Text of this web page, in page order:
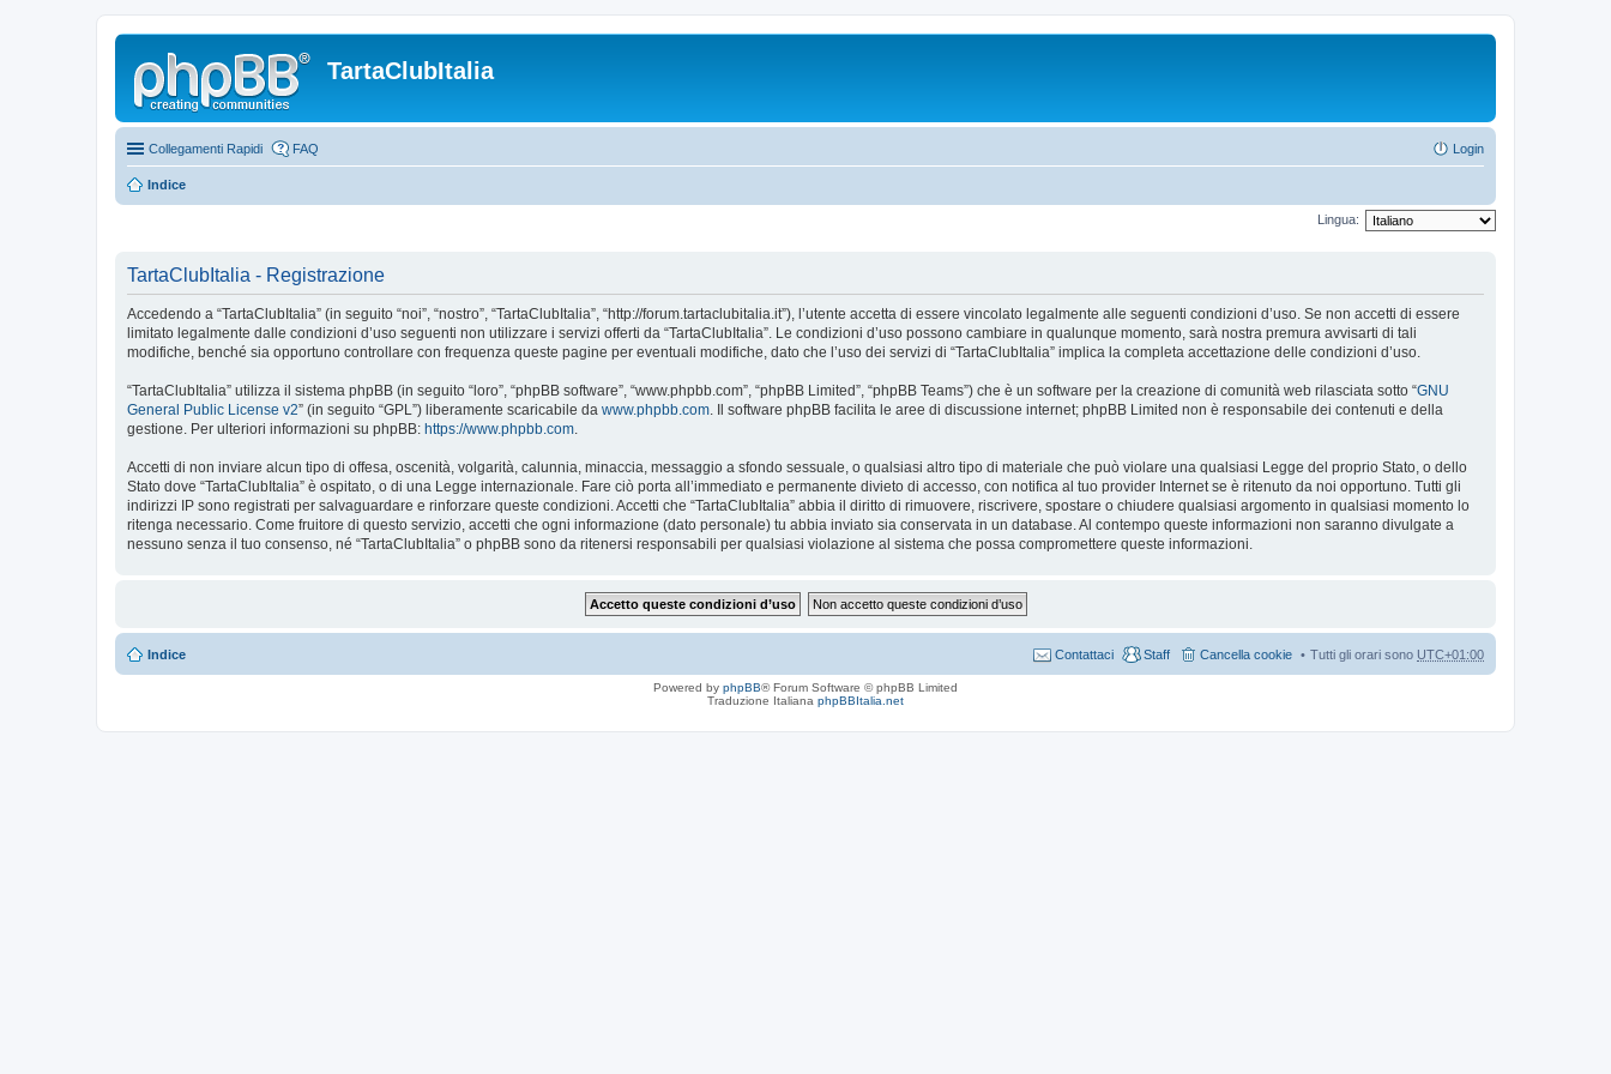
TartaClubItalia
Collegamenti Rapidi FAQ Login
Indice
Lingua:
TartaClubItalia - Registrazione
Accedendo a “TartaClubItalia” (in seguito “noi”, “nostro”, “TartaClubItalia”, “http://forum.tartaclubitalia.it”), l’utente accetta di essere vincolato legalmente alle seguenti condizioni d’uso. Se non accetti di essere
limitato legalmente dalle condizioni d’uso seguenti non utilizzare i servizi offerti da “TartaClubItalia”. Le condizioni d’uso possono cambiare in qualunque momento, sarà nostra premura avvisarti di tali
modifiche, benché sia opportuno controllare con frequenza queste pagine per eventuali modifiche, dato che l’uso dei servizi di “TartaClubItalia” implica la completa accettazione delle condizioni d’uso.
“TartaClubItalia” utilizza il sistema phpBB (in seguito “loro”, “phpBB software”, “www.phpbb.com”, “phpBB Limited”, “phpBB Teams”) che è un software per la creazione di comunità web rilasciata sotto “GNU
General Public License v2” (in seguito “GPL”) liberamente scaricabile da www.phpbb.com . Il software phpBB facilita le aree di discussione internet; phpBB Limited non è responsabile dei contenuti e della
gestione. Per ulteriori informazioni su phpBB: https://www.phpbb.com
Accetti di non inviare alcun tipo di offesa, oscenità, volgarità, calunnia, minaccia, messaggio a sfondo sessuale, o qualsiasi altro tipo di materiale che può violare una qualsiasi Legge del proprio Stato, o dello
Stato dove “TartaClubItalia” è ospitato, o di una Legge internazionale. Fare ciò porta all’immediato e permanente divieto di accesso, con notifica al tuo provider Internet se è ritenuto da noi opportuno. Tutti gli
indirizzi IP sono registrati per salvaguardare e rinforzare queste condizioni. Accetti che “TartaClubItalia” abbia il diritto di rimuovere, riscrivere, spostare o chiudere qualsiasi argomento in qualsiasi momento lo
ritenga necessario. Come fruitore di questo servizio, accetti che ogni informazione (dato personale) tu abbia inviato sia conservata in un database. Al contempo queste informazioni non saranno divulgate a
nessuno senza il tuo consenso, né “TartaClubItalia” o phpBB sono da ritenersi responsabili per qualsiasi violazione al sistema che possa compromettere queste informazioni.
Indice Tutti gli orari sono UTC+01:00
Cancella cookie
Staff
Contattaci
Powered by phpBB® Forum Software © phpBB Limited
Traduzione Italiana phpBBItalia.net